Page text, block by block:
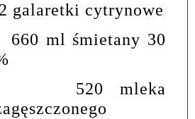
2 galaretki cytrynowe
660 ml śmietany 30
520 mleka